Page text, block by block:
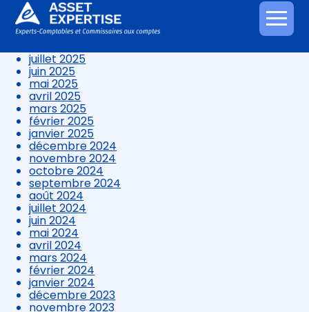
Aller
au
novembre 2025
octobre 2025
septembre 2025
juillet 2025
juin 2025
mai 2025
avril 2025
mars 2025
février 2025
janvier 2025
décembre 2024
novembre 2024
octobre 2024
septembre 2024
août 2024
juillet 2024
juin 2024
mai 2024
avril 2024
mars 2024
février 2024
janvier 2024
décembre 2023
novembre 2023